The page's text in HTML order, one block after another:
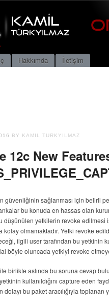
Hakkımda İletişim
BY KAMIL TURKYILMAZ
12c New
güvenliğinin sağlanması için belirli
bu konuda en hassas olan
düşünülen yetkilerin revoke edilmesi
kolay olmamaktadır. Yetki revoke
ilgili user tarafından bu yetkinin
böyle oluncada yetkiyi revoke
birlikte aslında bu soruna cevap
kullanıldığını capture eden
bu paket aracılığıyla toplanan